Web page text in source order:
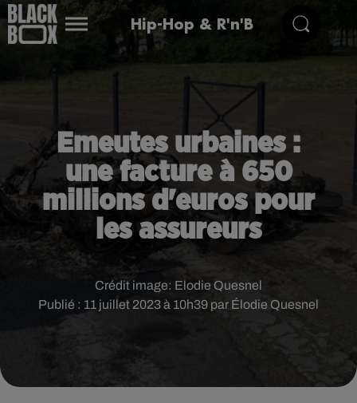
Hip-Hop & R'n'B
Emeutes urbaines :
une facture à 650
millions d'euros pour
les assureurs
Publié : 11 juillet 2023 à 10h39 par Élodie Quesnel
Crédit image: Elodie Quesnel